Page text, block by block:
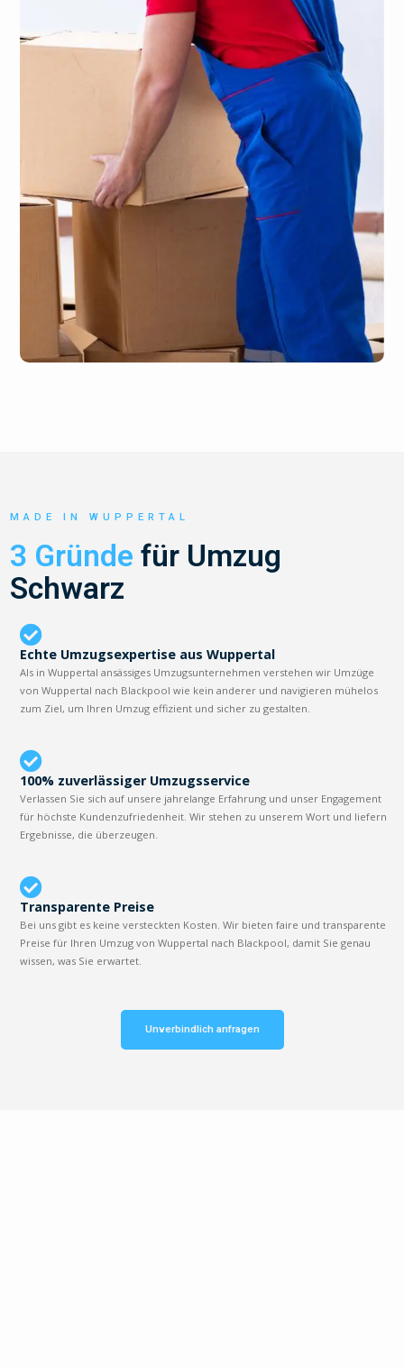
MADE IN WUPPERTAL
3 Gründe für Umzug
Schwarz
Echte Umzugsexpertise aus Wuppertal
Als in Wuppertal ansässiges Umzugsunternehmen verstehen wir Umzüge
von Wuppertal nach Blackpool wie kein anderer und navigieren mühelos
zum Ziel, um Ihren Umzug effizient und sicher zu gestalten.
100% zuverlässiger Umzugsservice
Verlassen Sie sich auf unsere jahrelange Erfahrung und unser Engagement
für höchste Kundenzufriedenheit. Wir stehen zu unserem Wort und liefern
Ergebnisse, die überzeugen.
Transparente Preise
Bei uns gibt es keine versteckten Kosten. Wir bieten faire und transparente
Preise für Ihren Umzug von Wuppertal nach Blackpool, damit Sie genau
wissen, was Sie erwartet.
Unverbindlich anfragen